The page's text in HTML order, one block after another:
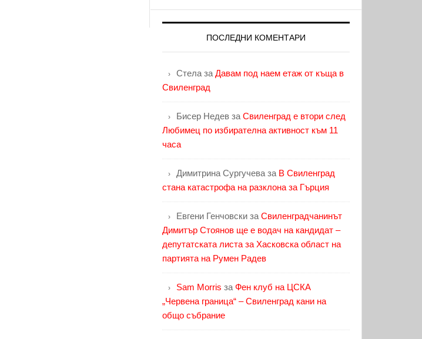
ПОСЛЕДНИ КОМЕНТАРИ
Стела за Давам под наем етаж от къща в
Свиленград
Бисер Недев за Свиленград е втори след
Любимец по избирателна активност към 11
часа
Димитрина Сургучева за В Свиленград
стана катастрофа на разклона за Гърция
Евгени Генчовски за Свиленградчанинът
Димитър Стоянов ще е водач на кандидат –
депутатската листа за Хасковска област на
партията на Румен Радев
Sam Morris за Фен клуб на ЦСКА
„Червена граница“ – Свиленград кани на
общо събрание